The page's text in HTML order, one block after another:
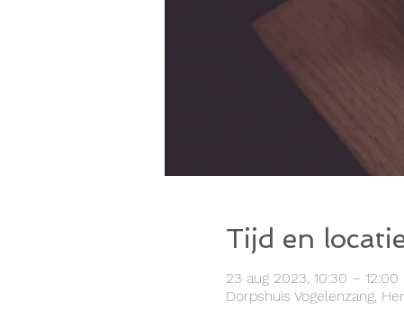
Tijd en
23 aug 2023, 10:30 – 12:00
Dorpshuis Vogelenzang,